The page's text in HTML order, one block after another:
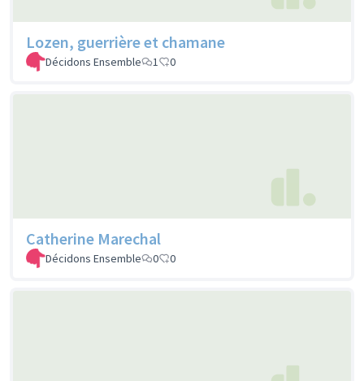
Lozen, guerrière et chamane
Décidons Ensemble 1 0
Catherine Marechal
Décidons Ensemble 0 0